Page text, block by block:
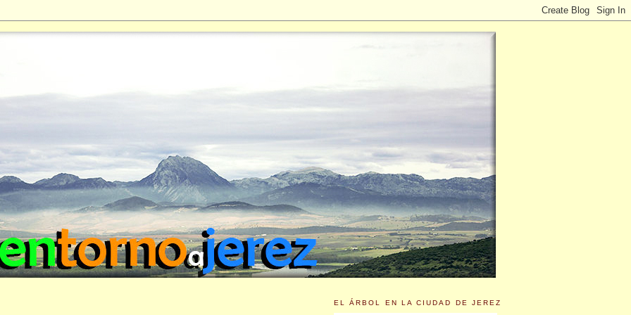
EL ÁRBOL EN LA CIUDAD DE JEREZ